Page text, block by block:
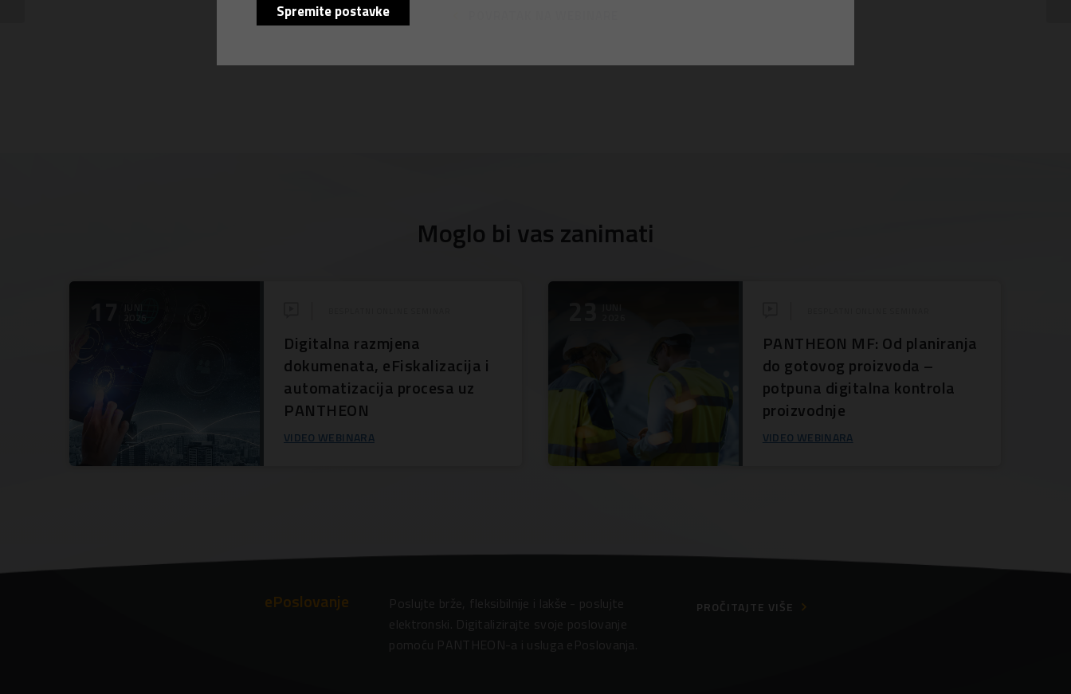
Moglo bi vas zanimati
Digitalna razmjena
dokumenata, eFiskalizacija i
automatizacija procesa uz
PANTHEON
VIDEO WEBINARA
PANTHEON MF: Od planiranja
do gotovog proizvoda –
potpuna digitalna kontrola
proizvodnje
VIDEO WEBINARA
ePoslovanje
Poslujte brže, fleksibilnije i lakše - poslujte
elektronski. Digitalizirajte svoje poslovanje
pomoću PANTHEON-a i usluga ePoslovanja.
PROČITAJTE VIŠE
Spremite postavke